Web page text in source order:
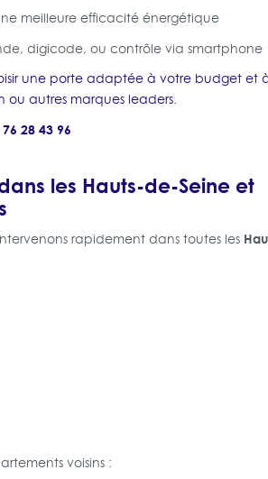
meilleure efficacité énergétique
digicode, ou contrôle via smartphone
une porte adaptée à votre budget et
autres marques leaders.
28 43 96
les Hauts-de-Seine et
rapidement dans toutes les
voisins :